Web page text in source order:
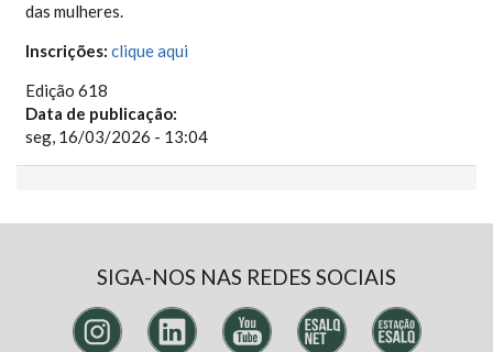
das mulheres.
Inscrições: clique aqui
Edição 618
Data de publicação:
seg, 16/03/2026 - 13:04
SIGA-NOS NAS REDES SOCIAIS